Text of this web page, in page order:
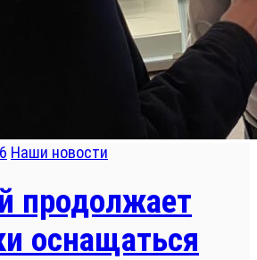
Наши новости
продолжает
оснащаться